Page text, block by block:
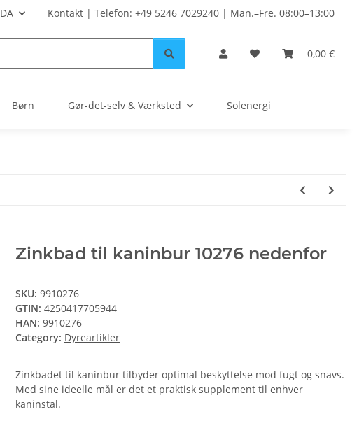
DA Kontakt | Telefon: +49 5246 7029240 | Man.–Fre. 08:00–13:00
0,00 €
Børn Gør-det-selv & Værksted Solenergi
Zinkbad til kaninbur 10276 nedenfor
SKU: 9910276
GTIN: 4250417705944
HAN: 9910276
Category: Dyreartikler
Zinkbadet til kaninbur tilbyder optimal beskyttelse mod fugt og snavs.
Med sine ideelle mål er det et praktisk supplement til enhver
kaninstal.